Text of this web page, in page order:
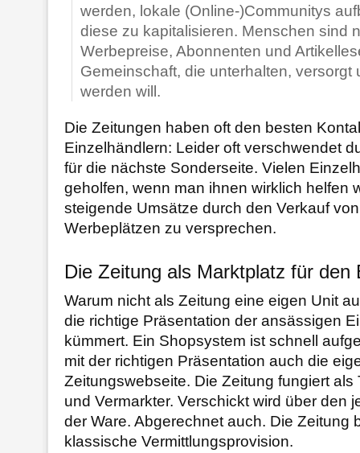
werden, lokale (Online-)Communitys
diese zu kapitalisieren. Menschen sind
Werbepreise, Abonnenten und
Gemeinschaft, die unterhalten, versorgt
werden will.
Die Zeitungen haben oft den besten
Einzelhändlern: Leider oft verschwendet
für die nächste Sonderseite. Vielen
geholfen, wenn man ihnen wirklich helfen
steigende Umsätze durch den Verkauf
Werbeplätzen zu versprechen.
Die Zeitung als Marktplatz für den
Warum nicht als Zeitung eine eigen Unit
die richtige Präsentation der ansässigen
kümmert. Ein Shopsystem ist schnell
mit der richtigen Präsentation auch die
Zeitungswebseite. Die Zeitung fungiert als
und Vermarkter. Verschickt wird über den
der Ware. Abgerechnet auch. Die Zeitung
klassische Vermittlungsprovision.